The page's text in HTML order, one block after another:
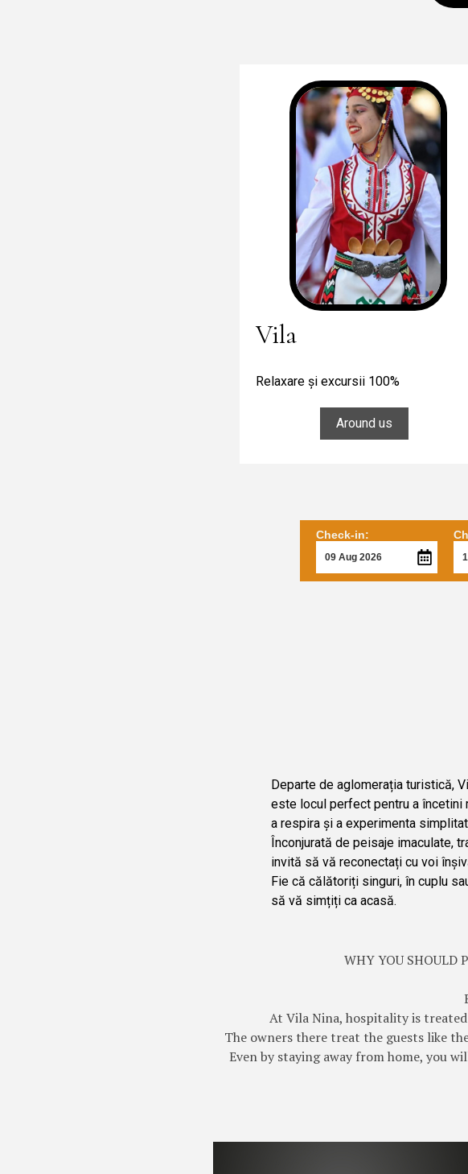
Vila
Relaxare și excursii 100%
Around us
Check-in:
Departe de aglomerația turistică,
este locul perfect pentru a încetini
a respira și a experimenta
Înconjurată de peisaje imaculate,
invită să vă reconectați cu voi
Fie că călătoriți singuri, în cuplu
să vă simțiți ca acasă.
WHY YOU SHOULD
At Vila Nina, hospitality is
The owners there treat the guests like
Even by staying away from home, you